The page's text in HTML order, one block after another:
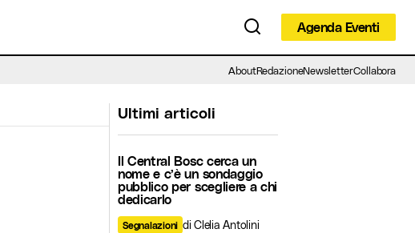
Agenda Eventi
Agenda Eventi
AboutRedazioneNewsletterCollabora
Ultimi articoli
Il Central Bosc cerca un
nome e c’è un sondaggio
pubblico per scegliere a chi
dedicarlo
Segnalazioni di Clelia Antolini